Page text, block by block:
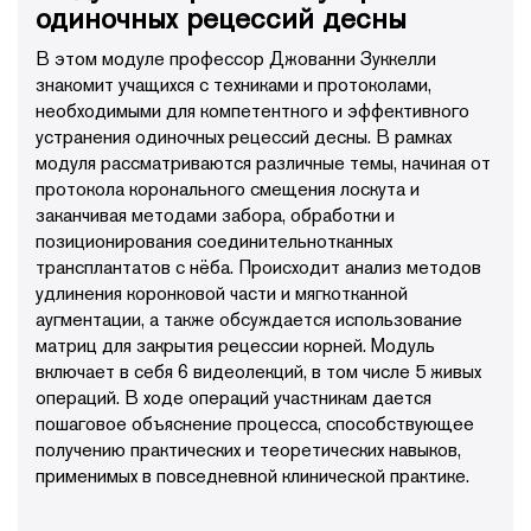
одиночных рецессий десны
В этом модуле профессор Джованни Зуккелли
знакомит учащихся с техниками и протоколами,
необходимыми для компетентного и эффективного
устранения одиночных рецессий десны. В рамках
модуля рассматриваются различные темы, начиная от
протокола коронального смещения лоскута и
заканчивая методами забора, обработки и
позиционирования соединительнотканных
трансплантатов с нёба. Происходит анализ методов
удлинения коронковой части и мягкотканной
аугментации, а также обсуждается использование
матриц для закрытия рецессии корней. Модуль
включает в себя 6 видеолекций, в том числе 5 живых
операций. В ходе операций участникам дается
пошаговое объяснение процесса, способствующее
получению практических и теоретических навыков,
применимых в повседневной клинической практике.